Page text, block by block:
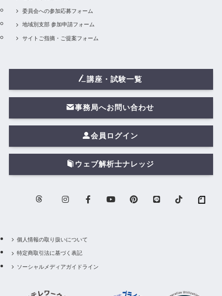
委員会への参加応募フォーム
地域別支部 参加申請フォーム
サイトご指摘・ご提案フォーム
講座・試験一覧
事務局へお問い合わせ
会員ログイン
ウェブ解析士ナレッジ
個人情報の取り扱いについて
特定商取引法に基づく表記
ソーシャルメディアガイドライン